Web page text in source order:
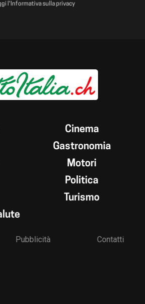
l'Informativa sulla privacy
Cinema
Gastronomia
Motori
Politica
Turismo
Pubblicità Contatti